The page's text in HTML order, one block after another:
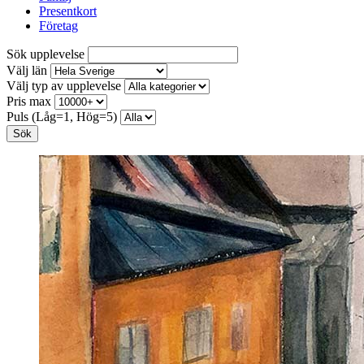
Presentkort
Företag
Sök upplevelse
Välj län
Välj typ av upplevelse
Pris max
Puls (Låg=1, Hög=5)